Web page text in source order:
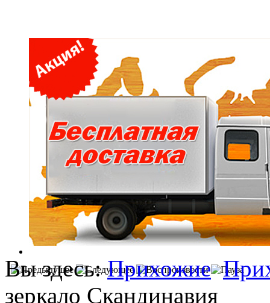
Вы здесь:Прихожие
зеркало Скандинавия